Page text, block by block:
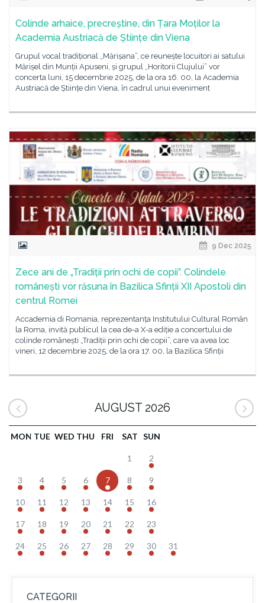
Colinde arhaice, precreștine, din Țara Moților la
Academia Austriacă de Științe din Viena
Grupul vocal tradițional „Mărișana”, ce reunește locuitori ai satului
Mărișel din Munții Apuseni, și grupul „Horitorii Clujului” vor
concerta luni, 15 decembrie 2025, de la ora 16. 00, la Academia
Austriacă de Științe din Viena, în cadrul unui eveniment
9 Dec 2025
Zece ani de „Tradiții prin ochi de copii”. Colindele
românești vor răsuna în Bazilica Sfinții XII Apostoli din
centrul Romei
Accademia di Romania, reprezentanța Institutului Cultural Român
la Roma, invită publicul la cea de-a X-a ediție a concertului de
colinde românești „Tradiții prin ochi de copii”, care va avea loc
vineri, 12 decembrie 2025, de la ora 17. 00, la Bazilica Sfinții
AUGUST 2026
MON TUE WED THU FRI SAT SUN
1 2
3 4 5 6 7 8 9
10 11 12 13 14 15 16
17 18 19 20 21 22 23
24 25 26 27 28 29 30 31
CATEGORII